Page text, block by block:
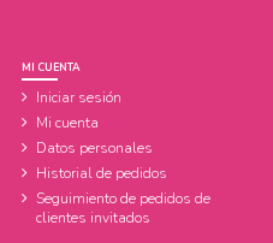
MI CUENTA
Iniciar sesión
Mi cuenta
Datos personales
Historial de pedidos
Seguimiento de pedidos de
clientes invitados